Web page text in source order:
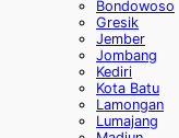
Bondowoso
Gresik
Jember
Jombang
Kediri
Kota Batu
Lamongan
Lumajang